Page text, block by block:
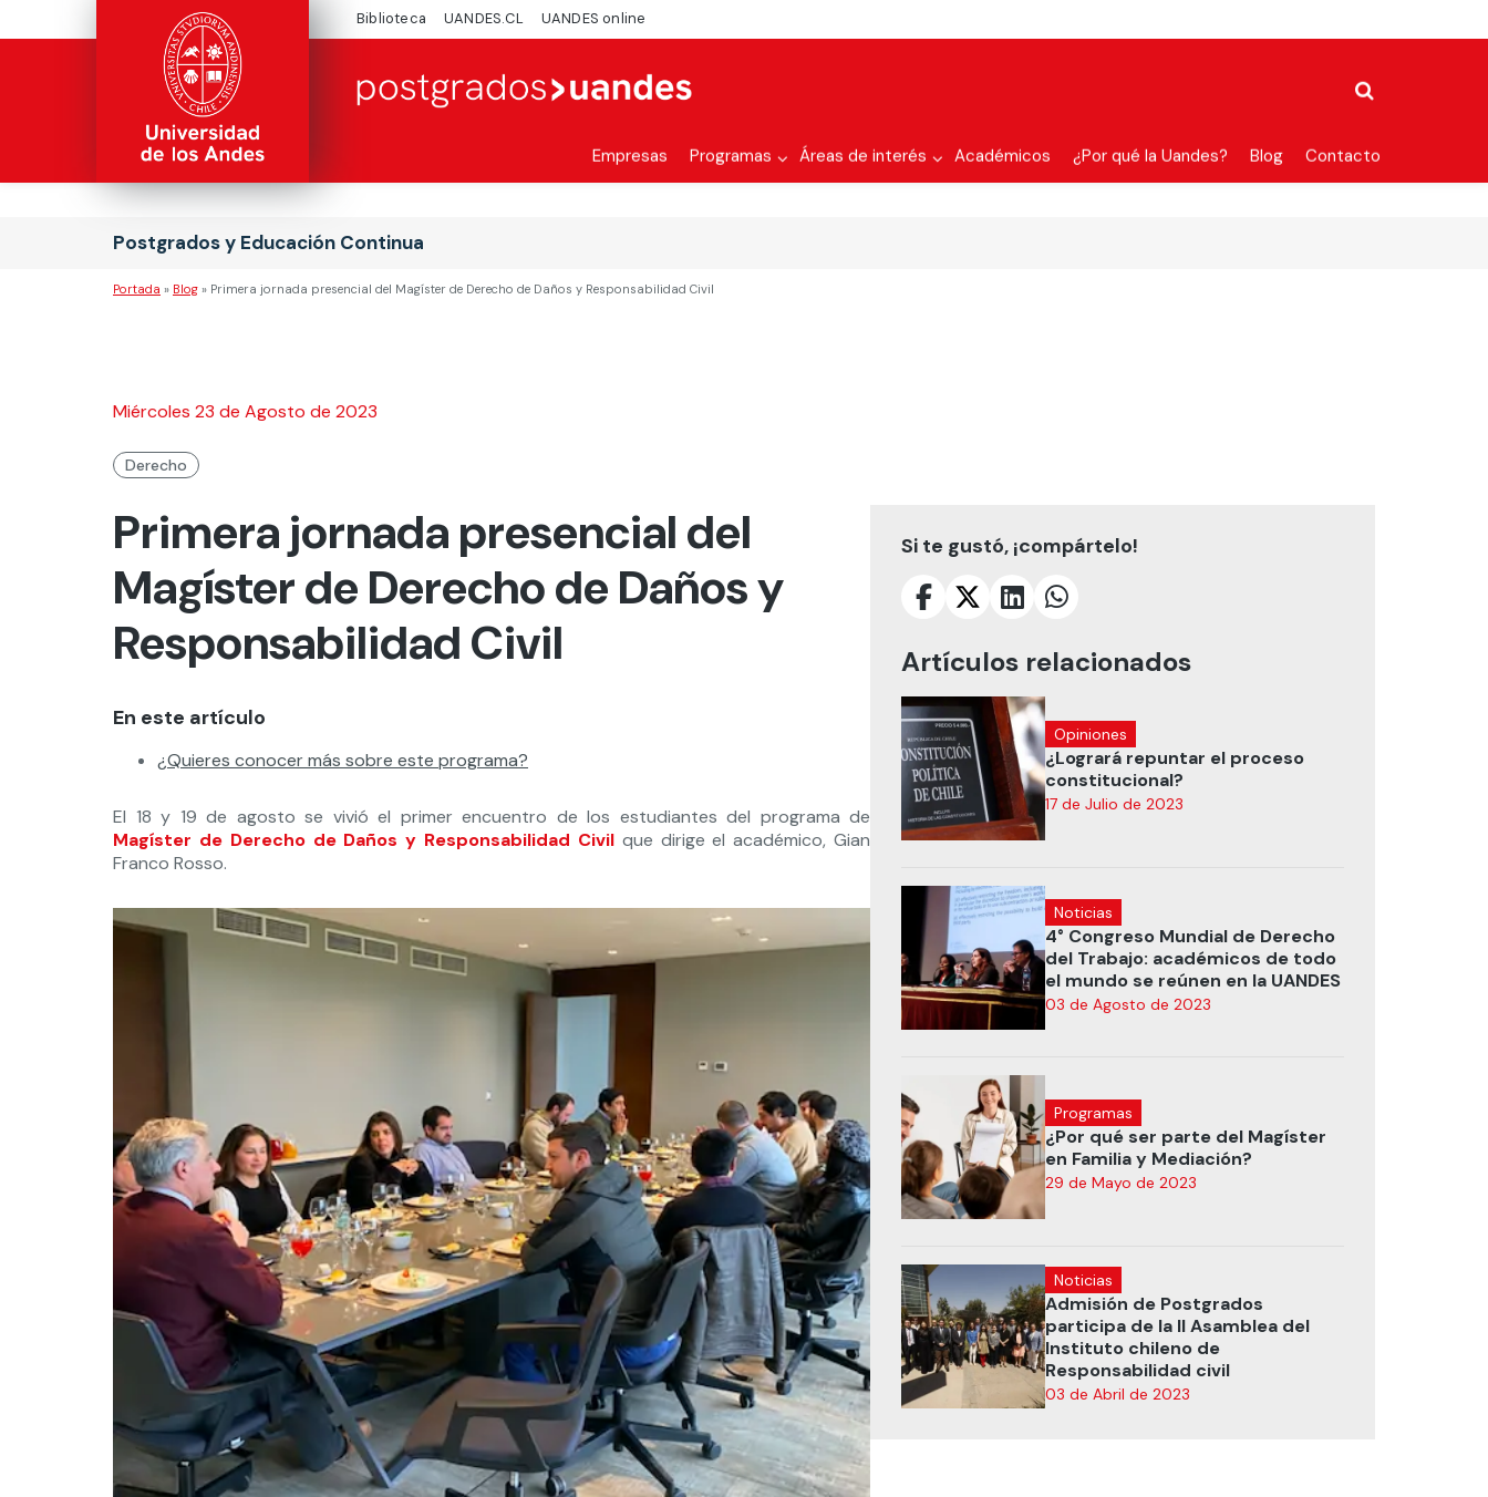
Biblioteca UANDES.CL UANDES online
Empresas Programas Áreas de interés Académicos ¿Por qué la Uandes? Blog Contacto
Postgrados y Educación Continua
Portada » Blog » Primera jornada presencial del Magíster de Derecho de Daños y Responsabilidad Civil
Miércoles 23 de Agosto de 2023
Derecho
Primera jornada presencial del
Magíster de Derecho de Daños y
Responsabilidad Civil
En este artículo
¿Quieres conocer más sobre este programa?
El 18 y 19 de agosto se vivió el primer encuentro de los estudiantes del programa de
Magíster de Derecho de Daños y Responsabilidad Civilque dirige el académico, Gian
Franco Rosso.
Si te gustó, ¡compártelo!
Artículos relacionados
Opiniones
¿Logrará repuntar el proceso
constitucional?
17 de Julio de 2023
Noticias
4° Congreso Mundial de Derecho
del Trabajo: académicos de todo
el mundo se reúnen en la UANDES
03 de Agosto de 2023
Programas
¿Por qué ser parte del Magíster
en Familia y Mediación?
29 de Mayo de 2023
Noticias
Admisión de Postgrados
participa de la II Asamblea del
Instituto chileno de
Responsabilidad civil
03 de Abril de 2023